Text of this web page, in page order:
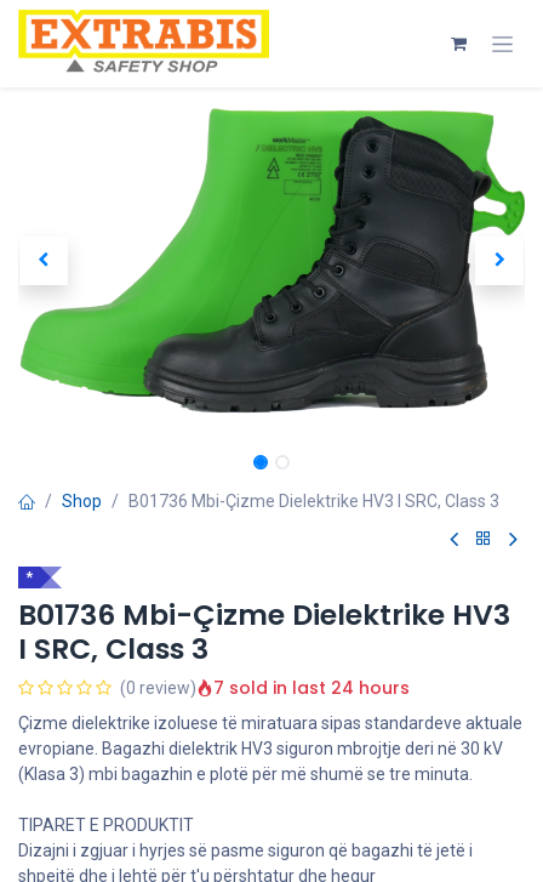
Skip to Content
Shop B01736 Mbi-Çizme Dielektrike HV3 I SRC, Class 3
*
B01736 Mbi-Çizme Dielektrike HV3
I SRC, Class 3
(0 review) 7 sold in last 24 hours
Çizme dielektrike izoluese të miratuara sipas standardeve aktuale
evropiane. Bagazhi dielektrik HV3 siguron mbrojtje deri në 30 kV
(Klasa 3) mbi bagazhin e plotë për më shumë se tre minuta.
TIPARET E PRODUKTIT
Dizajni i zgjuar i hyrjes së pasme siguron që bagazhi të jetë i
shpejtë dhe i lehtë për t'u përshtatur dhe hequr